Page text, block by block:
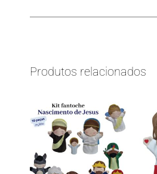
Produtos relacionados